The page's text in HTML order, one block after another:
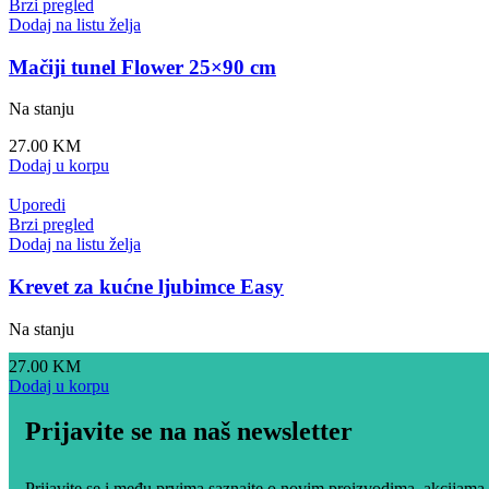
Brzi pregled
Dodaj na listu želja
Mačiji tunel Flower 25×90 cm
Na stanju
27.00 KM
Dodaj u korpu
Uporedi
Brzi pregled
Dodaj na listu želja
Krevet za kućne ljubimce Easy
Na stanju
27.00 KM
Dodaj u korpu
Prijavite se na naš newsletter